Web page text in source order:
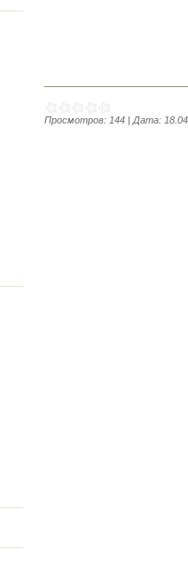
Просмотров: 144 | Дата: